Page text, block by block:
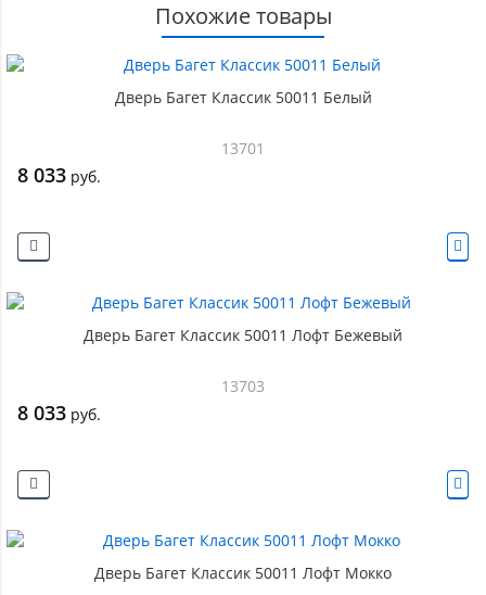
Похожие товары
Дверь Багет Классик 50011 Белый
13701
8 033 руб.
Дверь Багет Классик 50011 Лофт Бежевый
13703
8 033 руб.
Дверь Багет Классик 50011 Лофт Мокко